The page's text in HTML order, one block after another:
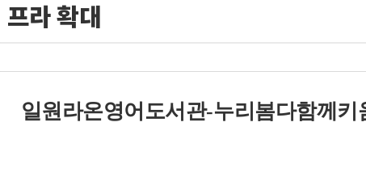
프라 확대
일원라온영어도서관-누리봄다함께키